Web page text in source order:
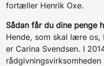
fortæller Henrik Oxe.
Sådan får du dine penge
Hende, som skal lære os,
er Carina Svendsen. I
rådgivningsvirksomheden